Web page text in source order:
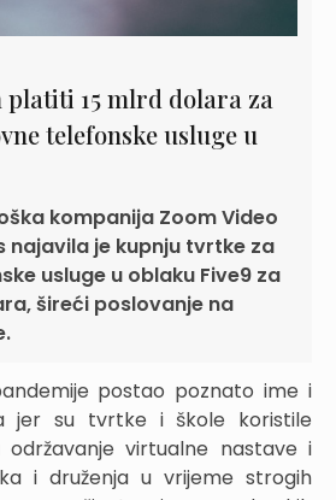
platiti 15 mlrd dolara za
telefonske usluge u
kompanija Zoom Video
najavila je kupnju tvrtke za
usluge u oblaku Five9 za
šireći poslovanje na
postao poznato ime i
jer su tvrtke i škole koristile
održavanje virtualne nastave i
i druženja u vrijeme strogih